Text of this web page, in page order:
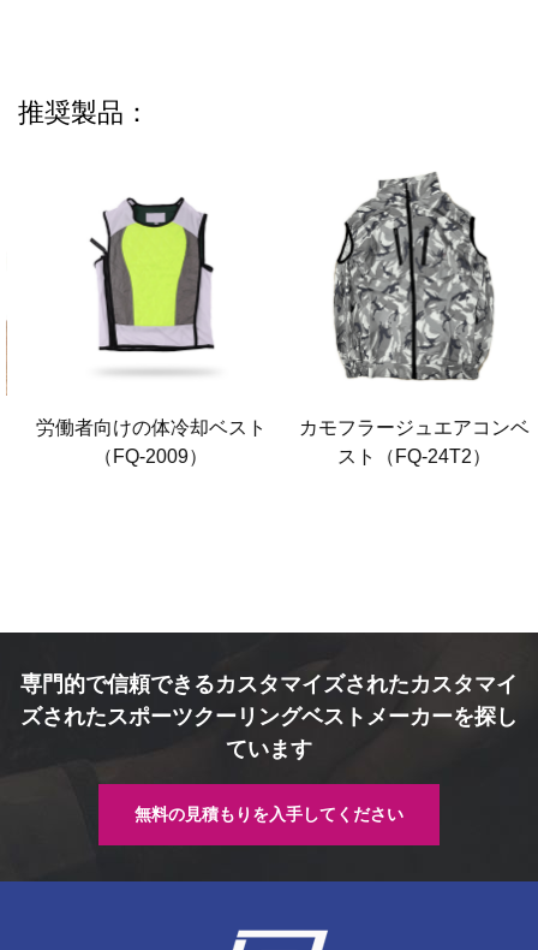
推奨製品：
労働者向けの体冷却ベスト
（FQ-2009）
カモフラージュエアコンベ
スト（FQ-24T2）
専門的で信頼できるカスタマイズされたカスタマイ
ズされたスポーツクーリングベストメーカーを探し
ています
無料の見積もりを入手してください